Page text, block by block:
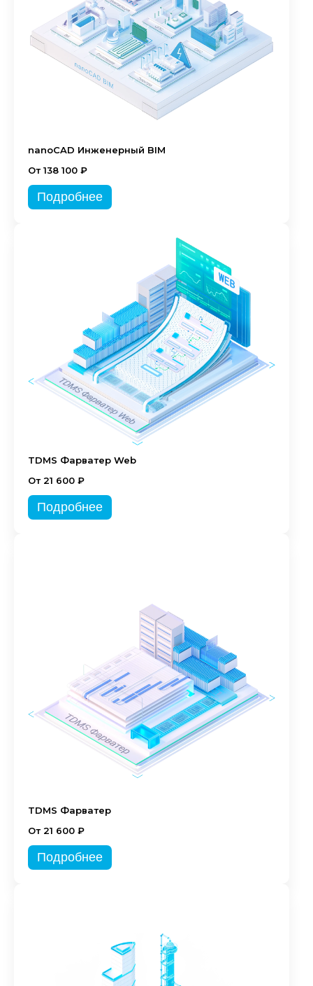
nanoCAD Инженерный BIM
От 138 100 ₽
Подробнее
TDMS Фарватер Web
От 21 600 ₽
Подробнее
TDMS Фарватер
От 21 600 ₽
Подробнее